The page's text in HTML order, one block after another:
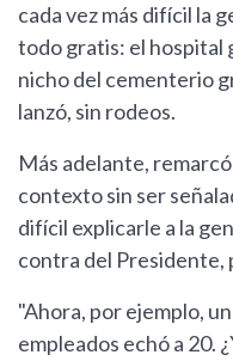
cada vez más difícil la
todo gratis: el hospital
nicho del cementerio
lanzó, sin rodeos.
Más adelante,
contexto sin ser
difícil explicarle a la
contra del Presidente,
"Ahora, por ejemplo,
empleados echó a 20.